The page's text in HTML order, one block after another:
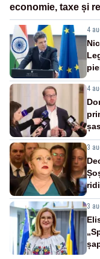
economie, taxe și
4
4
3
3